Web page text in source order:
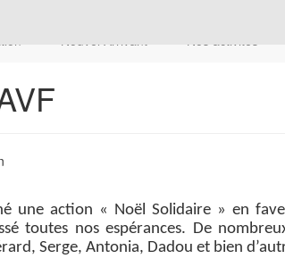
Nouvel Arrivant Nos activités
une action « Noël Solidaire » en
toutes nos espérances. De
Serge, Antonia, Dadou et bien